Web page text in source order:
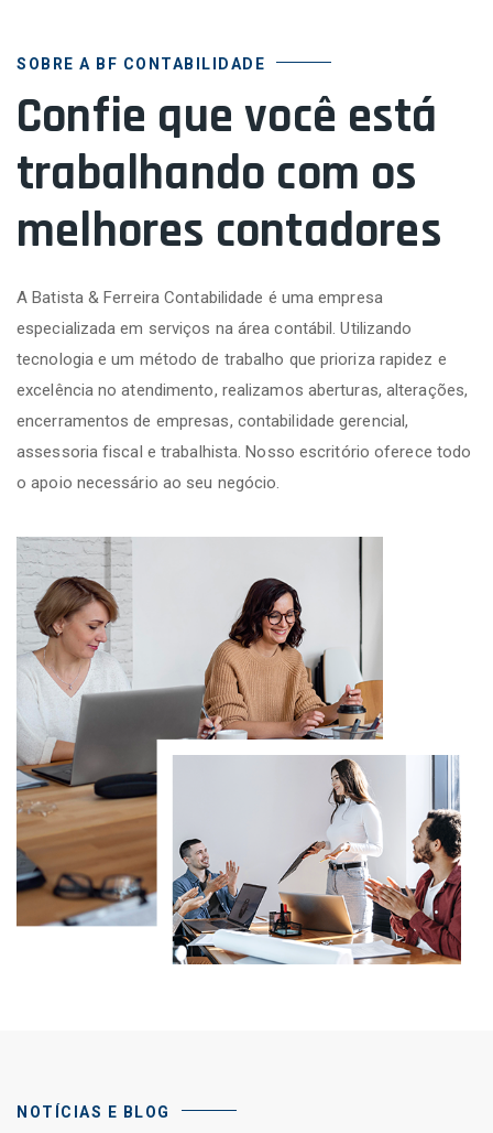
SOBRE A BF CONTABILIDADE
Confie que você está
trabalhando com os
melhores contadores
A Batista & Ferreira Contabilidade é uma empresa
especializada em serviços na área contábil. Utilizando
tecnologia e um método de trabalho que prioriza rapidez e
excelência no atendimento, realizamos aberturas, alterações,
encerramentos de empresas, contabilidade gerencial,
assessoria fiscal e trabalhista. Nosso escritório oferece todo
o apoio necessário ao seu negócio.
NOTÍCIAS E BLOG